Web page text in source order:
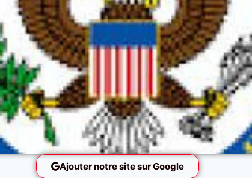
Ajouter notre site sur Google